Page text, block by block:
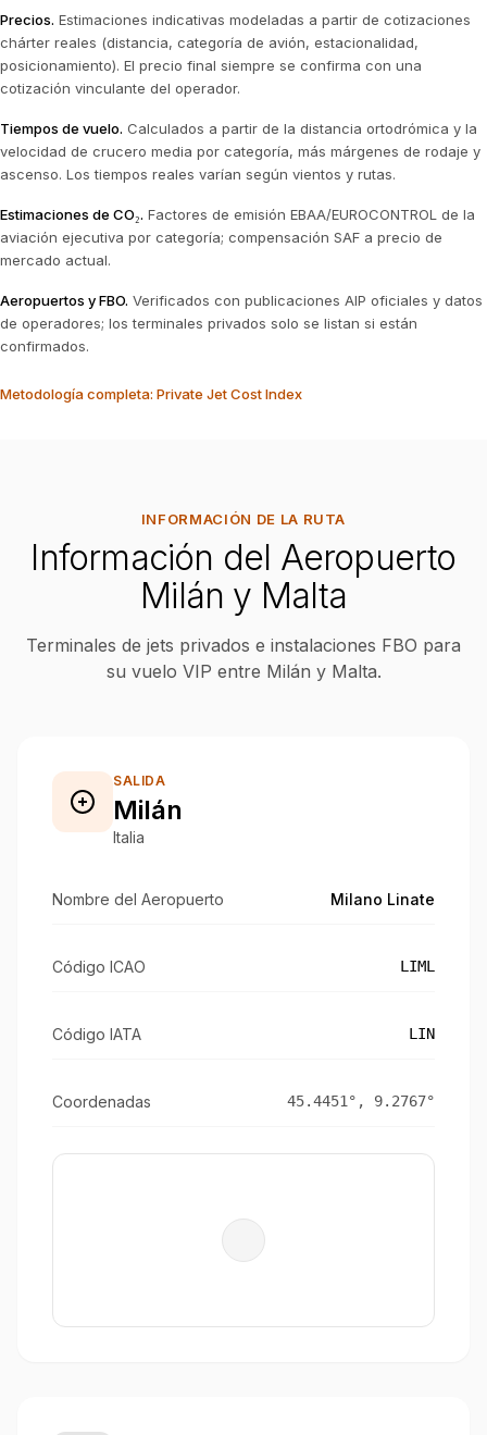
Precios. Estimaciones indicativas modeladas a partir de cotizaciones
chárter reales (distancia, categoría de avión, estacionalidad,
posicionamiento). El precio final siempre se confirma con una
cotización vinculante del operador.
Tiempos de vuelo. Calculados a partir de la distancia ortodrómica y la
velocidad de crucero media por categoría, más márgenes de rodaje y
ascenso. Los tiempos reales varían según vientos y rutas.
Estimaciones de CO₂. Factores de emisión EBAA/EUROCONTROL de la
aviación ejecutiva por categoría; compensación SAF a precio de
mercado actual.
Aeropuertos y FBO. Verificados con publicaciones AIP oficiales y datos
de operadores; los terminales privados solo se listan si están
confirmados.
Metodología completa: Private Jet Cost Index
INFORMACIÓN DE LA RUTA
Información del Aeropuerto
Milán y Malta
Terminales de jets privados e instalaciones FBO para
su vuelo VIP entre Milán y Malta.
SALIDA
Milán
Italia
Nombre del Aeropuerto Milano Linate
Código ICAO LIML
Código IATA LIN
Coordenadas 45.4451 °, 9.2767°